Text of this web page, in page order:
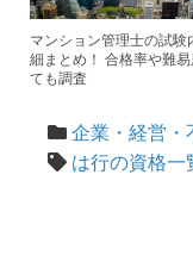
マンション管理士の試験
細まとめ！ 合格率や難
ても調査
企業・経営・
は行の資格一